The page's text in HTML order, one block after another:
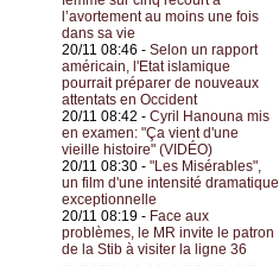
l’avortement au moins une fois
dans sa vie
20/11 08:46 - Selon un rapport
américain, l'Etat islamique
pourrait préparer de nouveaux
attentats en Occident
20/11 08:42 - Cyril Hanouna mis
en examen: "Ça vient d'une
vieille histoire" (VIDÉO)
20/11 08:30 - "Les Misérables",
un film d'une intensité dramatique
exceptionnelle
20/11 08:19 - Face aux
problèmes, le MR invite le patron
de la Stib à visiter la ligne 36